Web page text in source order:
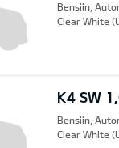
Bensiin,
Clear White
K4 SW
Bensiin,
Clear White